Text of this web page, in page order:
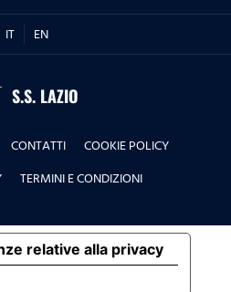
IT EN
S.S. LAZIO
CONTATTI
COOKIE POLICY
TERMINI E CONDIZIONI
relative alla privacy